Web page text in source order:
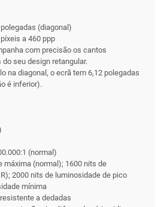
(diagonal)
a 460 ppp
com precisão os cantos
seu design retangular.
na diagonal, o ecrã tem 6,12 polegadas
é inferior).
(normal)
máxima (normal); 1600 nits de
2000 nits de luminosidade de pico
mínima
a dedadas